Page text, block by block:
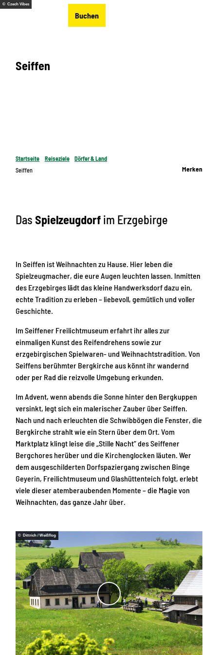
Z
Buchen
© Czech Vibes
Seiffen
Startseite Reiseziele
Dörfer & Land
Seiffen
Merken
Das Spielzeugdorf im Erzgebirge
In Seiffen ist Weihnachten zu Hause. Hier leben die
Spielzeugmacher, die eure Augen leuchten lassen. Inmitten
des Erzgebirges lädt das kleine Handwerksdorf dazu ein,
echte Tradition zu erleben – liebevoll, gemütlich und voller
Geschichte.
Im Seiffener Freilichtmuseum erfahrt ihr alles zur
einmaligen Kunst des Reifendrehens sowie zur
erzgebirgischen Spielwaren- und Weihnachtstradition. Von
Seiffens berühmter Bergkirche aus könnt ihr wandernd
oder per Rad die reizvolle Umgebung erkunden.
Im Advent, wenn abends die Sonne hinter den Bergkuppen
versinkt, legt sich ein malerischer Zauber über Seiffen.
Nach und nach erleuchten die Schwibbögen die Fenster, die
Bergkirche strahlt wie ein Stern über dem Ort. Vom
Marktplatz klingt leise die „Stille Nacht“ des Seiffener
Bergchores herüber und die Kirchenglocken läuten. Wer
dem ausgeschilderten Dorfspaziergang zwischen Binge
Geyerin, Freilichtmuseum und Glashüttenteich folgt, erlebt
viele dieser atemberaubenden Momente – die Magie von
Weihnachten, das ganze Jahr über.
V
i
d
e
o
© Dittrich / Weißflog